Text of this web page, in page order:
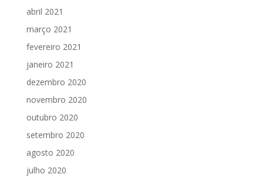
abril 2021
março 2021
fevereiro 2021
janeiro 2021
dezembro 2020
novembro 2020
outubro 2020
setembro 2020
agosto 2020
julho 2020